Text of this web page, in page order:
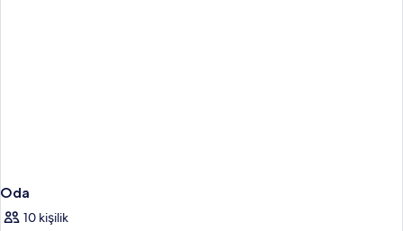
Oda
10 kişilik